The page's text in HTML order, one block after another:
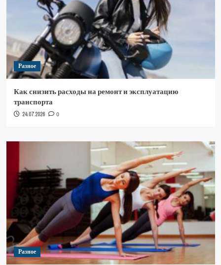
Разное
Как снизить расходы на ремонт и эксплуатацию
транспорта
24.07.2026 0
Разное